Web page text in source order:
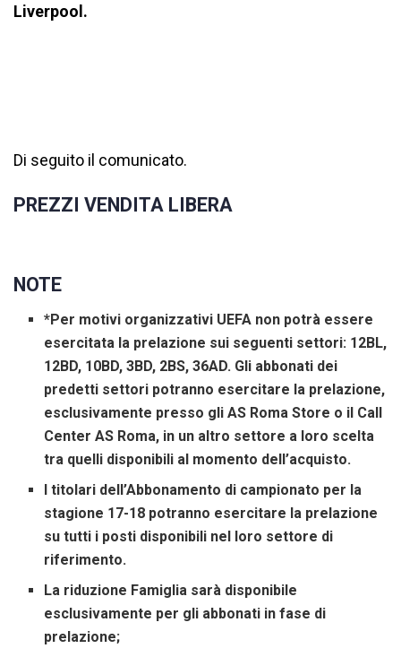
Liverpool.
Di seguito il comunicato.
PREZZI VENDITA LIBERA
NOTE
*Per motivi organizzativi UEFA non potrà essere
esercitata la prelazione sui seguenti settori: 12BL,
12BD, 10BD, 3BD, 2BS, 36AD. Gli abbonati dei
predetti settori potranno esercitare la prelazione,
esclusivamente presso gli AS Roma Store o il Call
Center AS Roma, in un altro settore a loro scelta
tra quelli disponibili al momento dell’acquisto.
I titolari dell’Abbonamento di campionato per la
stagione 17-18 potranno esercitare la prelazione
su tutti i posti disponibili nel loro settore di
riferimento.
La riduzione Famiglia sarà disponibile
esclusivamente per gli abbonati in fase di
prelazione;